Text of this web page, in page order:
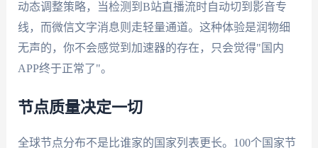
动态调整策略，当检测到B站直播流时自动切到影音专
线，而微信文字消息则走轻量通道。这种体验是润物细
无声的，你不会感觉到加速器的存在，只会觉得"国内
APP终于正常了"。
节点质量决定一切
全球节点分布不是比谁家的国家列表更长。100个国家节